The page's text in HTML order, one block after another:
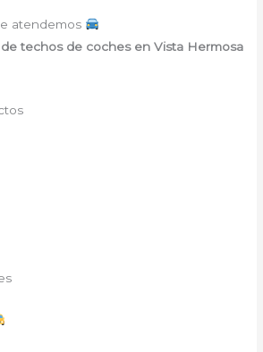
atendemos
techos de coches en Vista Hermosa